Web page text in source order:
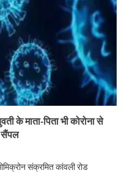
के माता-पिता भी कोरोना से
सैंपल
संक्रमित कांवली रोड